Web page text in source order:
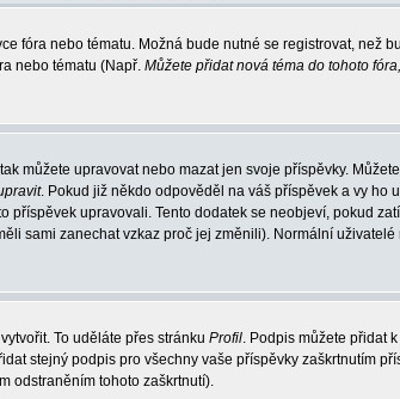
fóra nebo tématu. Možná bude nutné se registrovat, než
nebo tématu (Např. Můžete přidat nová téma do tohoto
můžete upravovat nebo mazat jen svoje příspěvky.
. Pokud již někdo odpověděl na váš příspěvek a vy ho
příspěvek upravovali. Tento dodatek se neobjeví, pokud
sami zanechat vzkaz proč jej změnili). Normální
To uděláte přes stránku Profil. Podpis můžete přidat
stejný podpis pro všechny vaše příspěvky zaškrtnutím
odstraněním tohoto zaškrtnutí).